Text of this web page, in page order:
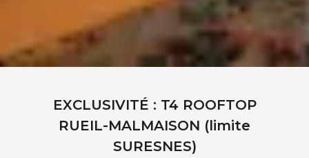
EXCLUSIVITÉ : T4 ROOFTOP
RUEIL-MALMAISON (limite
SURESNES)